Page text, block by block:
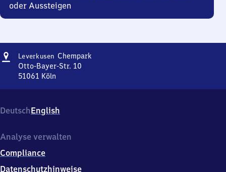
oder Aussteigen
Adresse
Leverkusen ChemparkLeverkusen
Otto-Bayer-Str. 10
51061 Köln
Otto-
Bayer-
10,
1
0
DeutschEnglish
Analyse verwalten
Compliance
Datenschutzhinweise